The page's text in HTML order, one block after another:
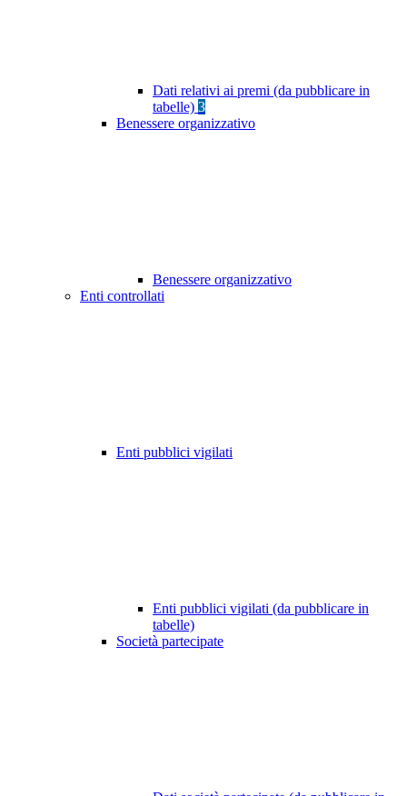
Dati relativi ai premi (da pubblicare in
tabelle) 3
Benessere organizzativo
Benessere organizzativo
Enti controllati
Enti pubblici vigilati
Enti pubblici vigilati (da pubblicare in
tabelle)
Società partecipate